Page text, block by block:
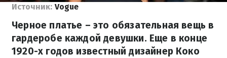
Источник: Vogue
Черное платье – это обязательная вещь в
гардеробе каждой девушки. Еще в конце
1920-х годов известный дизайнер Коко